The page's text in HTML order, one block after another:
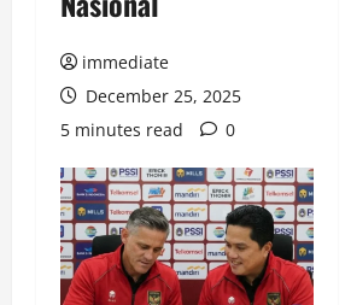
immediate
December 25, 2025
5 minutes read
0